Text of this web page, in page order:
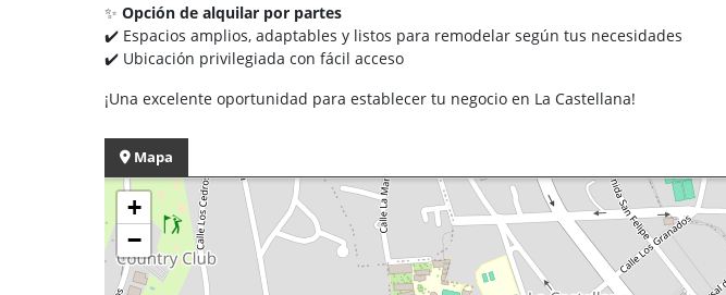
✨ Opción de alquilar por partes
✔️ Espacios amplios, adaptables y listos para remodelar según tus necesidades
✔️ Ubicación privilegiada con fácil acceso
¡Una excelente oportunidad para establecer tu negocio en La Castellana!
Mapa
+
−